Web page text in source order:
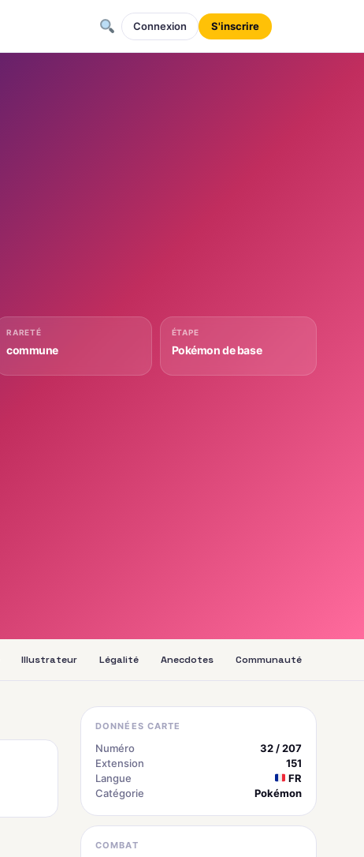
Connexion S'inscrire
RARETÉ
commune
ÉTAPE
Pokémon de base
Illustrateur Légalité Anecdotes Communauté
DONNÉES CARTE
Numéro
32 / 207
Extension
151
Langue
FR
Catégorie
Pokémon
COMBAT